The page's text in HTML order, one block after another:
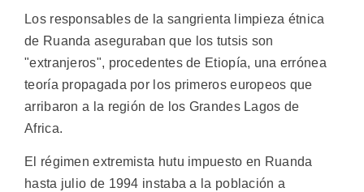
Los responsables de la sangrienta limpieza étnica
de Ruanda aseguraban que los tutsis son
"extranjeros", procedentes de Etiopía, una errónea
teoría propagada por los primeros europeos que
arribaron a la región de los Grandes Lagos de
Africa.
El régimen extremista hutu impuesto en Ruanda
hasta julio de 1994 instaba a la población a